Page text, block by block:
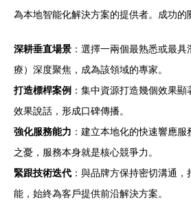
為本地智能化解決方案的提供者。成功的
深耕垂直場景 ：選擇一兩個最熟悉或最
療）深度聚焦，成為該領域的專家。
打造標桿案例 ：集中資源打造幾個效果
效果說話，形成口碑傳播。
強化服務能力 ：建立本地化的快速響應
之憂，服務本身就是核心競爭力。
緊跟技術迭代 ：與品牌方保持密切溝通
能，始終為客戶提供前沿解決方案。